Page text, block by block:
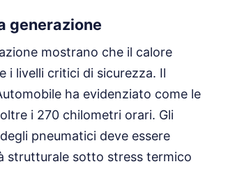
generazione
mostrano che il calore
i livelli critici di sicurezza. Il
ha evidenziato come le
i 270 chilometri orari. Gli
pneumatici deve essere
strutturale sotto stress termico